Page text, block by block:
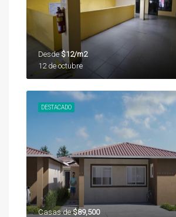
Desde$12/m2
12 de octubre
DESTACADO
Casas de$89,500